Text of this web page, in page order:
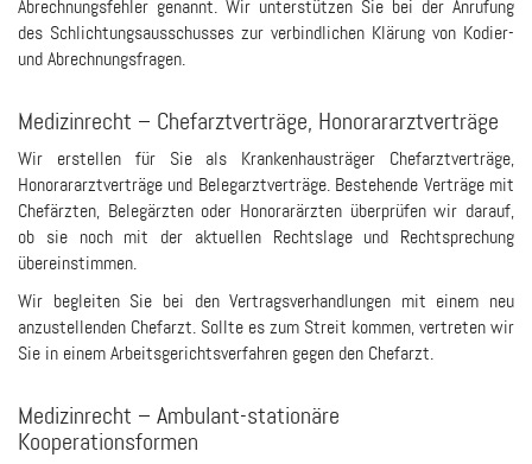
Abrechnungsfehler genannt. Wir unterstützen Sie bei der Anrufung
des Schlichtungsausschusses zur verbindlichen Klärung von Kodier-
und Abrechnungsfragen.
Medizinrecht – Chefarztverträge, Honorararztverträge
Wir erstellen für Sie als Krankenhausträger Chefarztverträge,
Honorararztverträge und Belegarztverträge. Bestehende Verträge mit
Chefärzten, Belegärzten oder Honorarärzten überprüfen wir darauf,
ob sie noch mit der aktuellen Rechtslage und Rechtsprechung
übereinstimmen.
Wir begleiten Sie bei den Vertragsverhandlungen mit einem neu
anzustellenden Chefarzt. Sollte es zum Streit kommen, vertreten wir
Sie in einem Arbeitsgerichtsverfahren gegen den Chefarzt.
Medizinrecht – Ambulant-stationäre
Kooperationsformen